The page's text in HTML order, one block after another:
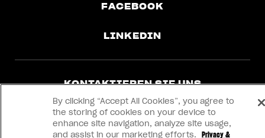
FACEBOOK
LINKEDIN
KONTAKTIEREN SIE UNS
IMPRINT
By clicking “Accept All Cookies”, you agree to
the storing of cookies on your device to
enhance site navigation, analyze site usage,
and assist in our marketing efforts. Privacy &